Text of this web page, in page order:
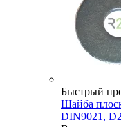
Быстрый
Шайба
DIN9021,